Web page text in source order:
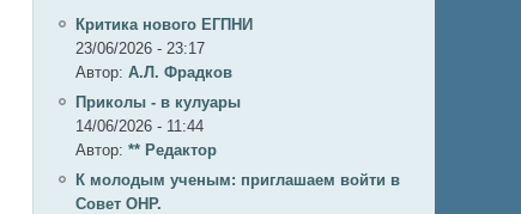
Критика нового ЕГПНИ
23/06/2026 - 23:17
Автор: А.Л. Фрадков
Приколы - в кулуары
14/06/2026 - 11:44
Автор: ** Редактор
К молодым ученым: приглашаем войти в
Совет ОНР.